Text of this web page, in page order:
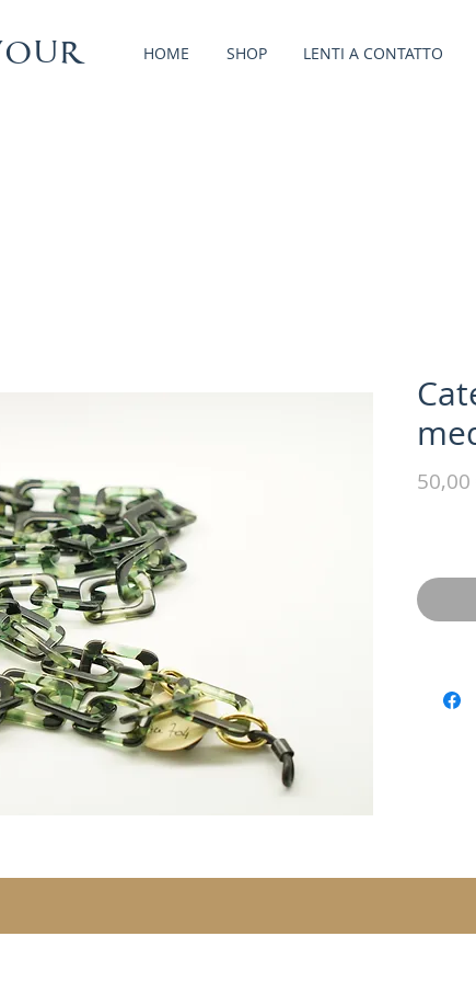
HOME SHOP LENTI A CONTATTO
50,00